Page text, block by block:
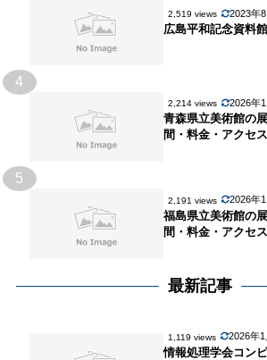
2,519 views 2023年8
広島平和記念資料館
4
2,214 views 2026年1
青森県立美術館の
間・料金・アクセ
5
2,191 views 2026年1
福島県立美術館の
間・料金・アクセ
最新記事
1,119 views 2026年1
情報処理学会コン